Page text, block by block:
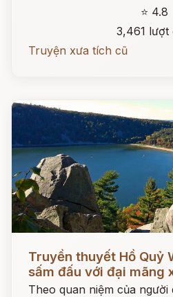
⭐ 4.8
3,461 lượt
Truyện xưa tích cũ
Đọc ngay
Truyền thuyết Hồ Quỷ
sấm đấu với đại mãng
Theo quan niệm của